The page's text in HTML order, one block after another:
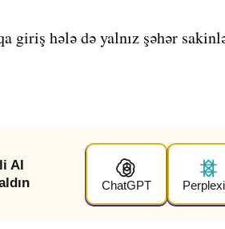
giriş hələ də yalnız şəhər
AI
ChatGPT